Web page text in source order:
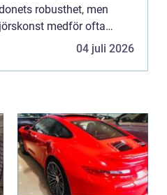
robusthet, men
medför ofta
fjädringssyst...04 juli 2026